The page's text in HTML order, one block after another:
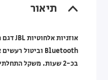
תיאור
בכ-2 שעות. משקל התחלתי של ‎8.8 גרם‎ לכל אוזניה ו-‎39.5 גרם‎ עם מארז הטעינה. מגיעות עם אחריות לשנה במעבדות היבואן הרשמי.